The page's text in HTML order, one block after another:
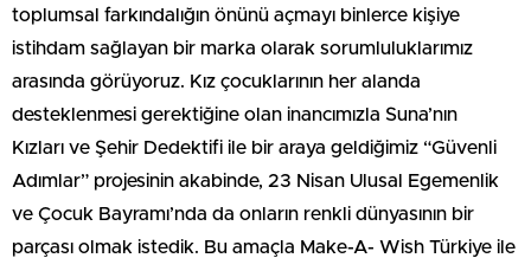
toplumsal farkındalığın önünü açmayı binlerce kişiye
istihdam sağlayan bir marka olarak sorumluluklarımız
arasında görüyoruz. Kız çocuklarının her alanda
desteklenmesi gerektiğine olan inancımızla Suna’nın
Kızları ve Şehir Dedektifi ile bir araya geldiğimiz “Güvenli
Adımlar” projesinin akabinde, 23 Nisan Ulusal Egemenlik
ve Çocuk Bayramı’nda da onların renkli dünyasının bir
parçası olmak istedik. Bu amaçla Make-A- Wish Türkiye ile